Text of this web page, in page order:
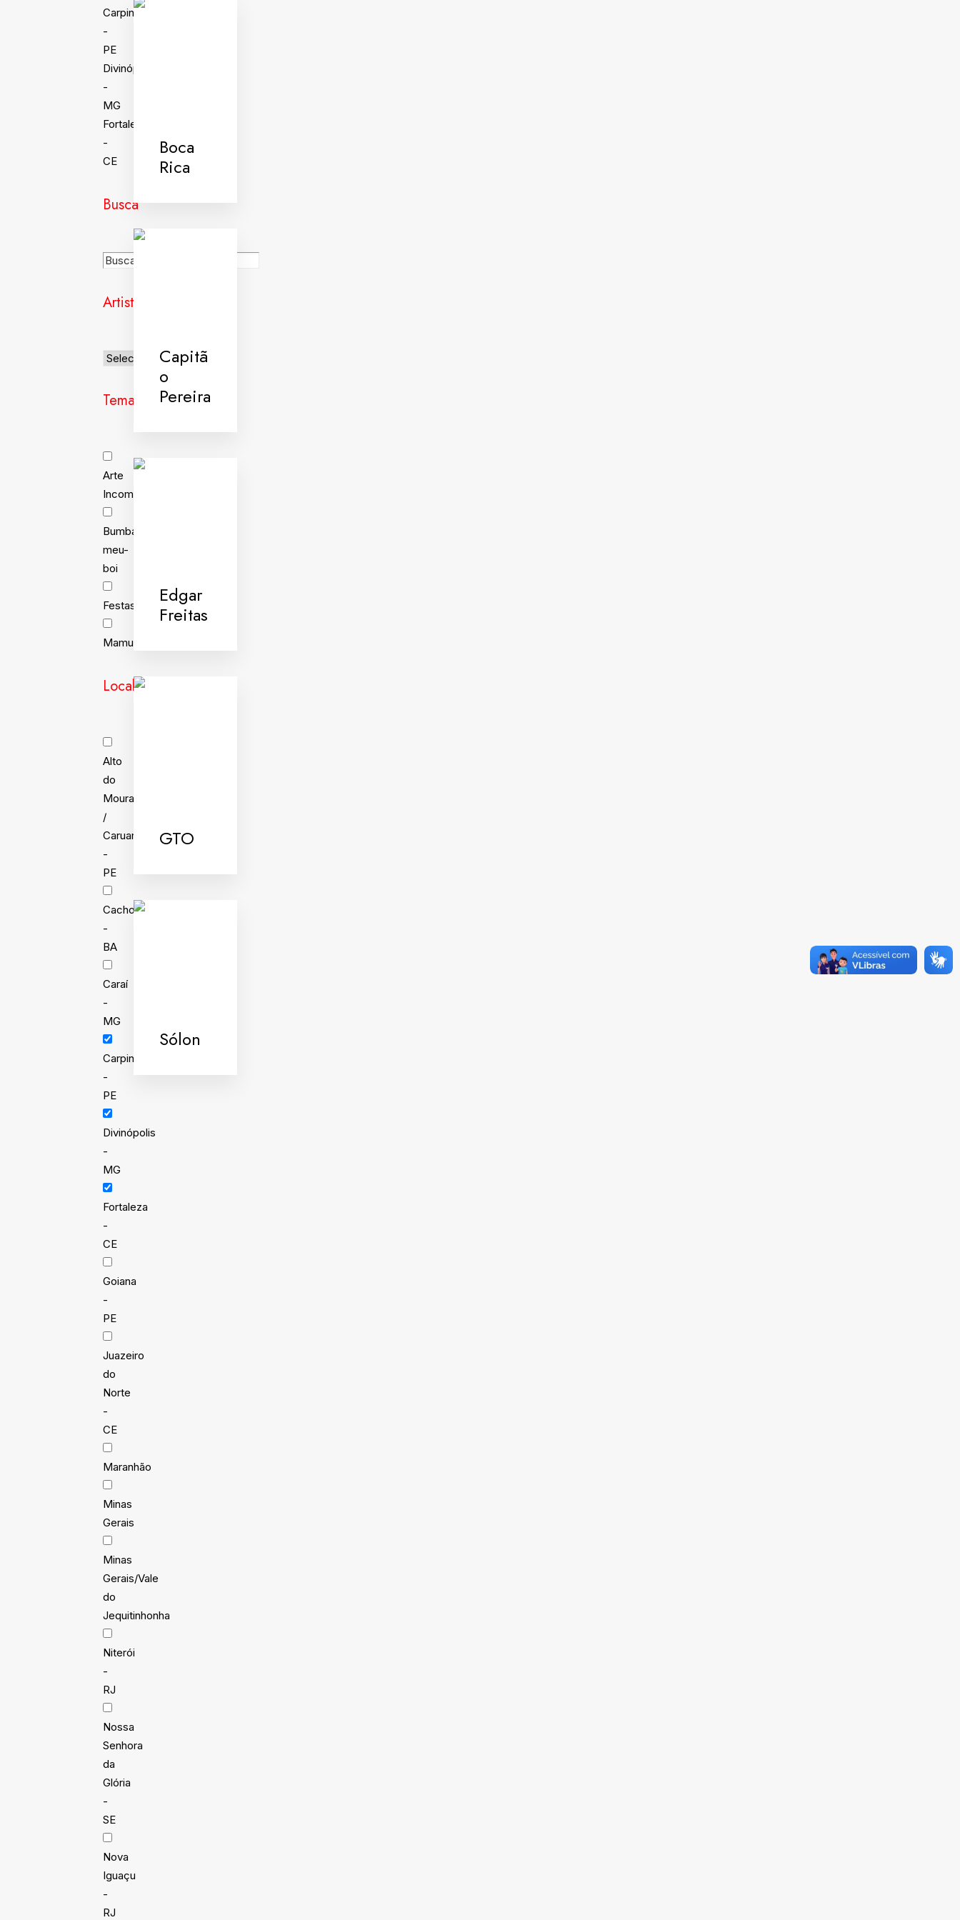
Carpina
-
PE
Divinópolis
-
MG
Fortaleza
-
CE
Busca
Artistas
Temas
Arte
Incomum
Bumba-
meu-
boi
Festas
Mamulengo
Localidades
Alto
do
Moura
/
Caruaru
-
PE
Cachoeira
-
BA
Caraí
-
MG
Carpina
-
PE
Divinópolis
-
MG
Fortaleza
-
CE
Goiana
-
PE
Juazeiro
do
Norte
-
CE
Maranhão
Minas
Gerais
Minas
Gerais/Vale
do
Jequitinhonha
Niterói
-
RJ
Nossa
Senhora
da
Glória
-
SE
Nova
Iguaçu
-
RJ
Boca
Rica
Capitã
o
Pereira
Edgar
Freitas
GTO
Sólon